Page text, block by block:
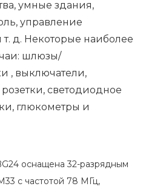
умные здания,
управление
д. Некоторые наиболее
шлюзы/
, выключатели,
светодиодное
глюкометры и
оснащена 32-разрядным
с частотой 78 МГц,